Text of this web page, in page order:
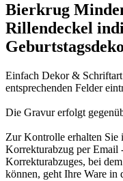
Bierkrug
Rillendeckel
Einfach Dekor &
entsprechenden Felder
Die Gravur erfolgt
Zur Kontrolle erhalten Sie
Korrekturabzug per Email
Korrekturabzuges, bei
können, geht Ihre Ware in